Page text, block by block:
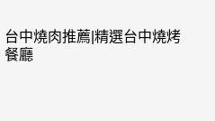
台中燒肉推薦|精選台中燒烤
餐廳